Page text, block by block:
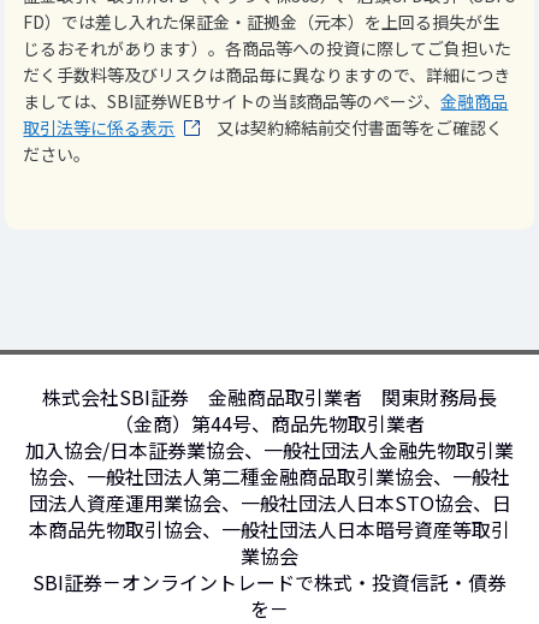
FD）では差し入れた保証金・証拠金（元本）を上回る損失が生
じるおそれがあります）。各商品等への投資に際してご負担いた
だく手数料等及びリスクは商品毎に異なりますので、詳細につき
ましては、SBI証券WEBサイトの当該商品等のページ、金融商品
取引法等に係る表示
又は契約締結前交付書面等をご確認く
ださい。
株式会社SBI証券 金融商品取引業者 関東財務局長
（金商）第44号、商品先物取引業者
加入協会/日本証券業協会、一般社団法人金融先物取引業
協会、一般社団法人第二種金融商品取引業協会、一般社
団法人資産運用業協会、一般社団法人日本STO協会、日
本商品先物取引協会、一般社団法人日本暗号資産等取引
業協会
SBI証券－オンライントレードで株式・投資信託・債券
を－